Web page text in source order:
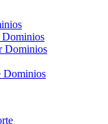
Dominios
Dominios
Dominios